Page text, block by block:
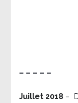
– – – – –
Juillet 2018 –